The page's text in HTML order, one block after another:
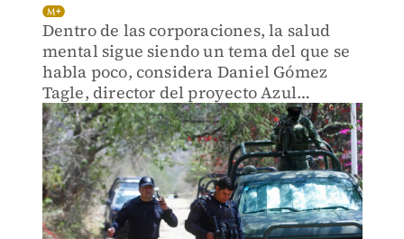
Dentro de las corporaciones, la salud
mental sigue siendo un tema del que se
habla poco, considera Daniel Gómez
Tagle, director del proyecto Azul
Cobalto.